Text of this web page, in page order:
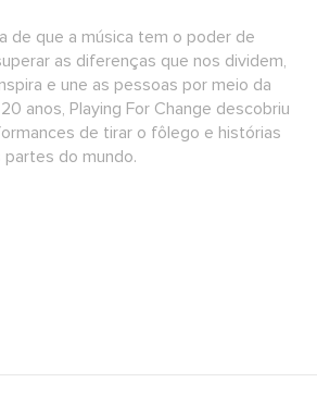
de que a música tem o poder de
as diferenças que nos dividem,
e une as pessoas por meio da
anos, Playing For Change descobriu
de tirar o fôlego e histórias
do mundo.